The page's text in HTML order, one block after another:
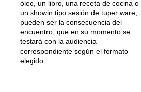
óleo, un libro, una receta de cocina o
un showin tipo sesión de tuper ware,
pueden ser la consecuencia del
encuentro, que en su momento se
testará con la audiencia
correspondiente según el formato
elegido.